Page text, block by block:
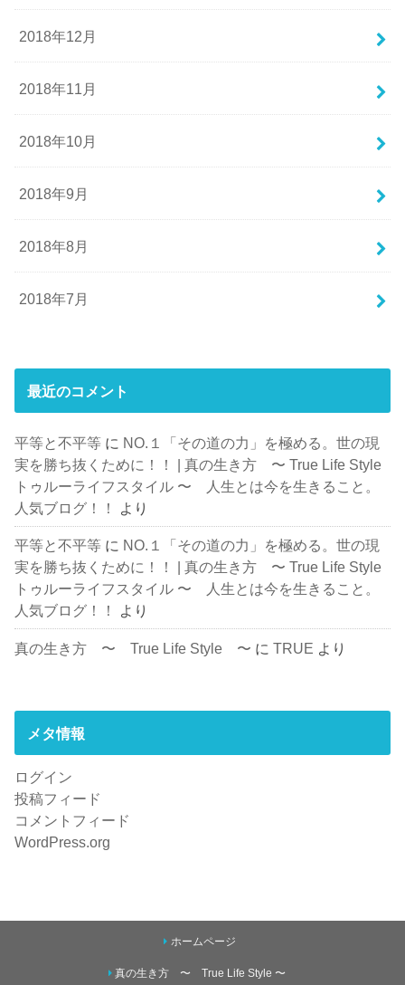
2018年12月
2018年11月
2018年10月
2018年9月
2018年8月
2018年7月
最近のコメント
平等と不平等 に NO.１「その道の力」を極める。世の現
実を勝ち抜くために！！ | 真の生き方 〜 True Life Style
トゥルーライフスタイル 〜 人生とは今を生きること。
人気ブログ！！
より
平等と不平等 に NO.１「その道の力」を極める。世の現
実を勝ち抜くために！！ | 真の生き方 〜 True Life Style
トゥルーライフスタイル 〜 人生とは今を生きること。
人気ブログ！！
より
真の生き方 〜 True Life Style 〜 にTRUE より
メタ情報
ログイン
投稿フィード
コメントフィード
WordPress.org
ホームページ
真の生き方 〜 True Life Style 〜